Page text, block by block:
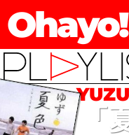
Ohayo!
YUZU
「